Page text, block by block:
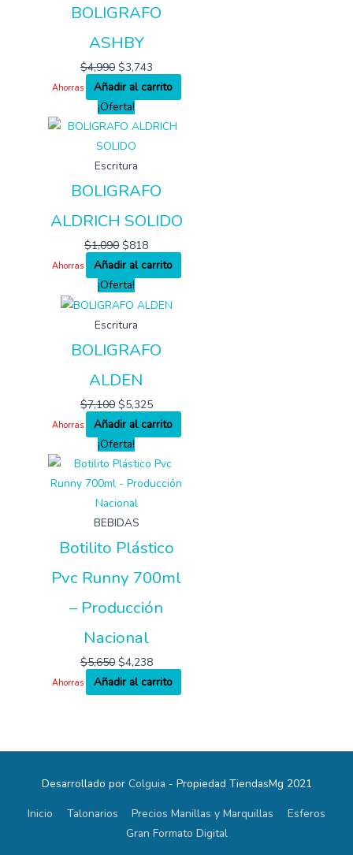
BOLIGRAFO
ASHBY
$4,990 $3,743
Ahorras
Añadir al carrito
¡Oferta!
Escritura
BOLIGRAFO
ALDRICH SOLIDO
$1,090 $818
Ahorras
Añadir al carrito
¡Oferta!
Escritura
BOLIGRAFO
ALDEN
$7,100 $5,325
Ahorras
Añadir al carrito
¡Oferta!
BEBIDAS
Botilito Plástico
Pvc Runny 700ml
– Producción
Nacional
$5,650 $4,238
Ahorras Añadir al carrito
Desarrollado por Colguia - Propiedad TiendasMg 2021
Inicio Talonarios Precios Manillas y Marquillas
Esferos
Gran Formato Digital